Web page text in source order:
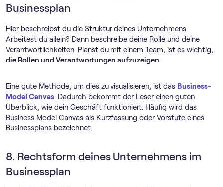
Businessplan
Hier beschreibst du die Struktur deines Unternehmens.
Arbeitest du allein? Dann beschreibe deine Rolle und deine
Verantwortlichkeiten. Planst du mit einem Team, ist es wichtig,
die Rollen und Verantwortungen aufzuzeigen.
Eine gute Methode, um dies zu visualisieren, ist das Business-
Model Canvas. Dadurch bekommt der Leser einen guten
Überblick, wie dein Geschäft funktioniert. Häufig wird das
Business Model Canvas als Kurzfassung oder Vorstufe eines
Businessplans bezeichnet.
8. Rechtsform deines Unternehmens im
Businessplan